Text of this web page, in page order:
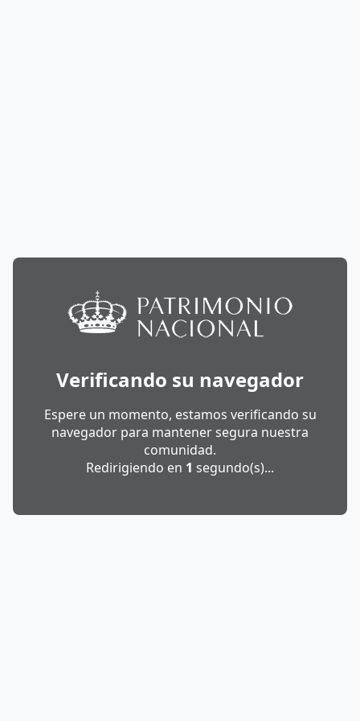
Verificando su navegador
Espere un momento, estamos verificando su
navegador para mantener segura nuestra
comunidad.
Redirigiendo en 1 segundo(s)...